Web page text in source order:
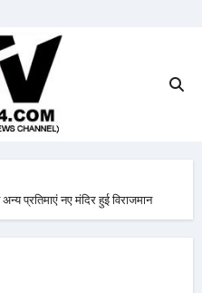
प्रतिमाएं नए मंदिर हुई विराजमान